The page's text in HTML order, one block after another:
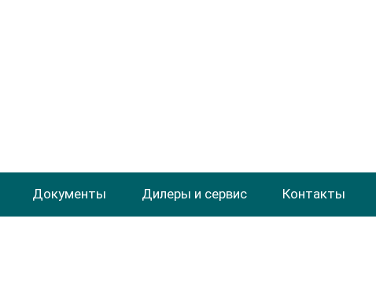
Документы Дилеры и сервис Контакты